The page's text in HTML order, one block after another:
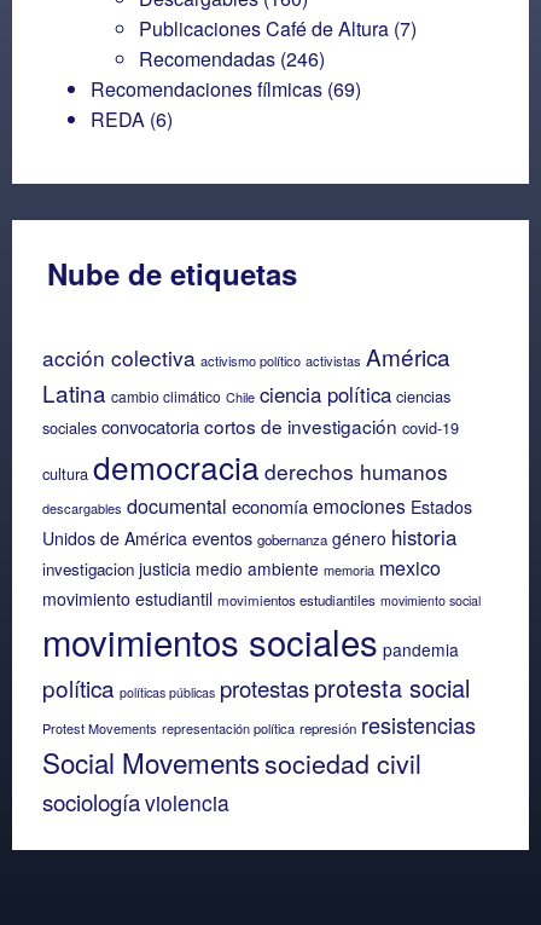
Publicaciones Café de Altura (7)
Recomendadas (246)
Recomendaciones fílmicas (69)
REDA (6)
Nube de etiquetas
acción colectiva activismo político activistas América
Latina cambio climático Chile ciencia política ciencias
sociales convocatoriacortos de investigación covid-19
cultura democracia derechos humanos
descargables documental economíaemociones Estados
Unidos de América eventos gobernanza género historia
investigacion justicia medio ambiente memoria mexico
movimiento estudiantil movimientos estudiantiles movimiento social
movimientos sociales pandemia
política políticas públicas protestasprotesta social
Protest Movements representación política represión resistencias
Social Movementssociedad civil
sociologíaviolencia